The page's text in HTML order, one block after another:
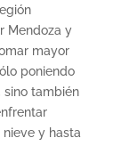
Mendoza y
mayor
poniendo
sino también
y hasta